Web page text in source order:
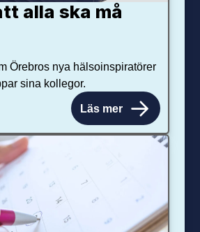
alla ska må
Örebros nya hälsoinspiratörer
sina kollegor.
Läs mer